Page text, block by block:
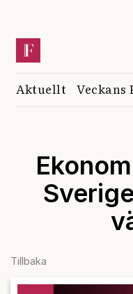
Aktuellt Veckans
Tillbaka